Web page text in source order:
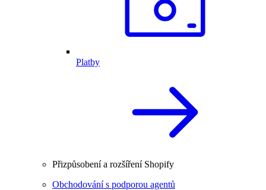
Platby
Přizpůsobení a rozšíření Shopify
Obchodování s podporou agentů